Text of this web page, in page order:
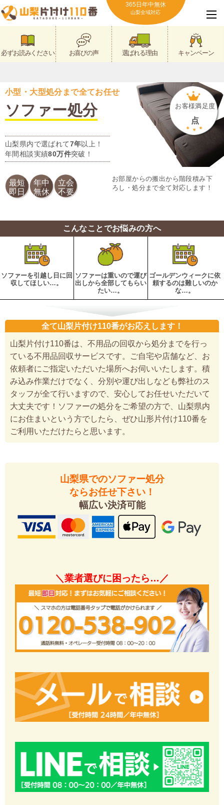
365日年中無休
山梨全域対応
必ずお読みください お喜びの声 選ばれる理由 キャンペーン
小型・大型処分まで全てお任せ
ソファー処分
山梨県内で選ばれて7年以上！
年間相談実績80万件突破！
お客様満足度
点
最短
即日
年中
無休
立会
不要
お部屋からの搬出から階段積み下
ろし・処分まで全て対応します！
こんなことでお悩みの方へ
ソファーを引越し日に回
収してほしい…。
ソファーは重いので運び
出しから全部してもらい
たい…。
ゴールデンウィークに依
頼するのは難しいのか
な…。
全て山梨片付け110番がお応えします！
山梨片付け110番は、不用品の回収から処分までを行っ
ている不用品回収サービスです。ご自宅や店舗など、お
依頼者にご指定いただいた場所へお伺いいたします。積
み込み作業だけでなく、分別や運び出しなども弊社のス
タッフが全て行いますので、安心してお任せいただいて
大丈夫です！ソファーの処分をご希望の方で、山梨県内
にお住まいという方でしたら、ぜひ山形片付け110番を
ご利用いただけたらと思います。
山梨県でのソファー処分
ならお任せ下さい！
幅広い決済可能
＼業者選びに困ったら…／